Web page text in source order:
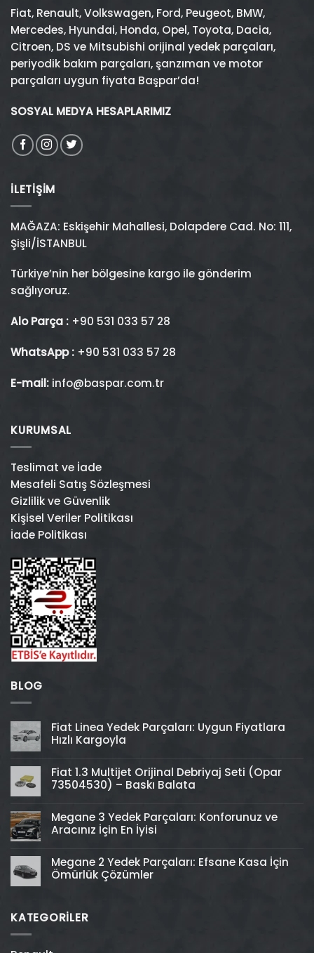
Fiat, Renault,Volkswagen, Ford, Peugeot, BMW,
Mercedes, Hyundai, Honda, Opel, Toyota, Dacia,
Citroen, DS ve Mitsubishi orijinal yedek parçaları,
periyodik bakım parçaları, şanzıman ve motor
parçaları uygun fiyata Başpar’da!
SOSYAL MEDYA HESAPLARIMIZ
İLETIŞIM
MAĞAZA: Eskişehir Mahallesi, Dolapdere Cad. No: 111,
Şişli/İSTANBUL
Türkiye’nin her bölgesine kargo ile gönderim
sağlıyoruz.
Alo Parça : +90 531 033 57 28
WhatsApp : +90 531 033 57 28
E-mail: info@baspar.com.tr
KURUMSAL
Teslimat ve İade
Mesafeli Satış Sözleşmesi
Gizlilik ve Güvenlik
Kişisel Veriler Politikası
İade Politikası
BLOG
Fiat Linea Yedek Parçaları: Uygun Fiyatlara
Hızlı Kargoyla
Fiat 1.3 Multijet Orijinal Debriyaj Seti (Opar
73504530) – Baskı Balata
Megane 3 Yedek Parçaları: Konforunuz ve
Aracınız İçin En İyisi
Megane 2 Yedek Parçaları: Efsane Kasa İçin
Ömürlük Çözümler
KATEGORİLER